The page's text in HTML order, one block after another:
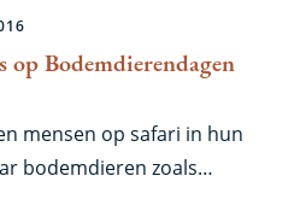
dagen rond Kerst
te zetten!
op Bodemdierendagen
mensen op safari in hun
bodemdieren zoals